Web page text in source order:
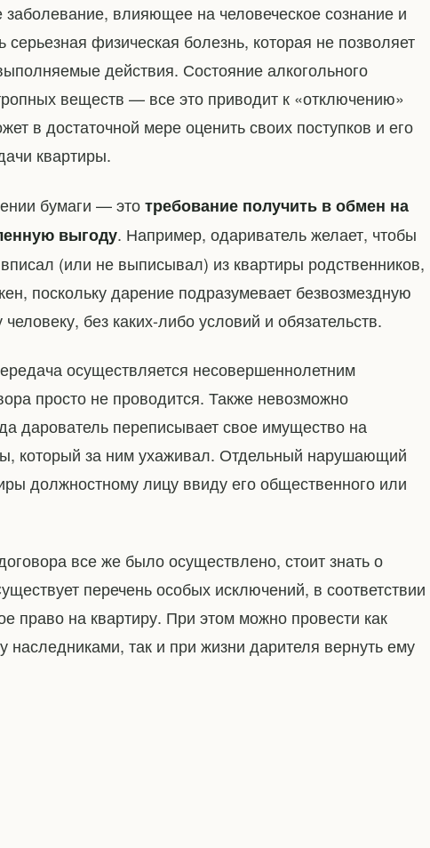
заболевание, влияющее на человеческое сознание и
физическая болезнь, которая не позволяет
действия. Состояние алкогольного
веществ — все это приводит к «отключению»
в достаточной мере оценить своих поступков и его
квартиры.
бумаги — этотребование получить в обмен на
выгоду. Например, одариватель желает, чтобы
(или не выписывал) из квартиры родственников,
поскольку дарение подразумевает безвозмездную
без каких-либо условий и обязательств.
осуществляется несовершеннолетним
просто не проводится. Также невозможно
дарователь переписывает свое имущество на
который за ним ухаживал. Отдельный нарушающий
должностному лицу ввиду его общественного или
все же было осуществлено, стоит знать о
перечень особых исключений, в соответствии
право на квартиру. При этом можно провести как
так и при жизни дарителя вернуть ему